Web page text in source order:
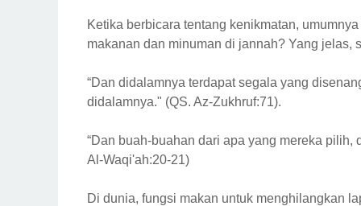
Ketika berbicara tentang kenikmatan,
makanan dan minuman di jannah? Yang jelas,
“Dan didalamnya terdapat segala yang
didalamnya." (QS. Az-Zukhruf:71).
“Dan buah-buahan dari apa yang mereka pilih,
Al-Waqi'ah:20-21)
Di dunia, fungsi makan untuk menghilangkan